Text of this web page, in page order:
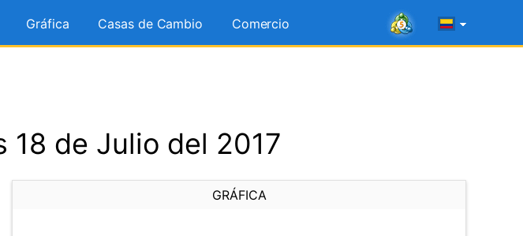
Gráfica Casas de Cambio Comercio
18 de Julio del 2017
GRÁFICA